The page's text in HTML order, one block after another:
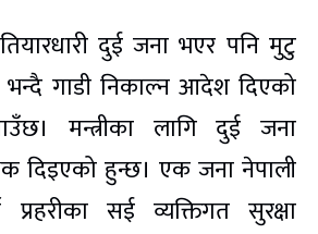
दुई जना भएर पनि मुटु
गाडी निकाल्न आदेश दिएको
मन्त्रीका लागि दुई जना
दिइएको हुन्छ। एक जना नेपाली
सई व्यक्तिगत सुरक्षा